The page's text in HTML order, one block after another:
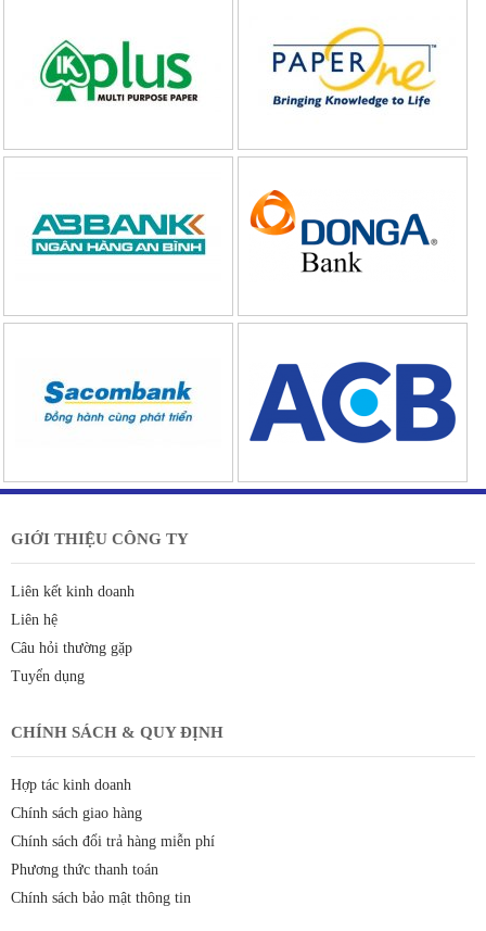
GIỚI THIỆU CÔNG TY
Liên kết kinh doanh
Liên hệ
Câu hỏi thường gặp
Tuyển dụng
CHÍNH SÁCH & QUY ĐỊNH
Hợp tác kinh doanh
Chính sách giao hàng
Chính sách đổi trả hàng miễn phí
Phương thức thanh toán
Chính sách bảo mật thông tin